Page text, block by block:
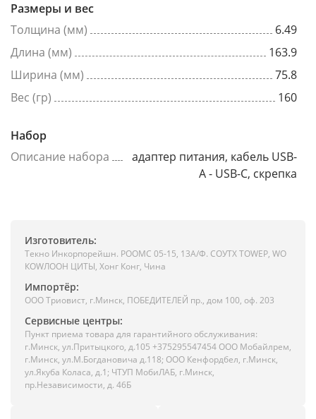
Размеры и вес
Толщина (мм)
6.49
Длина (мм)
163.9
Ширина (мм)
75.8
Вес (гр)
160
Набор
Описание набора
адаптер питания, кабель USB-
A - USB-C, скрепка
Изготовитель:
Текно Инкорпорейшн. РООМС 05-15, 13А/Ф. СОУТХ ТОWЕР, WО
КОWЛООН ЦИТЫ, Хонг Конг, Чина
Импортёр:
ООО Триовист, г.Минск, ПОБЕДИТЕЛЕЙ пр., дом 100, оф. 203
Сервисные центры:
Пункт приема товара для гарантийного обслуживания:
г.Минск, ул.Притыцкого, д.105 +375295547454 ООО Мобайлрем,
г.Минск, ул.М.Богдановича д.118; ООО Кенфордбел, г.Минск,
ул.Якуба Коласа, д.1; ЧТУП МобиЛАБ, г.Минск,
пр.Независимости, д. 46Б